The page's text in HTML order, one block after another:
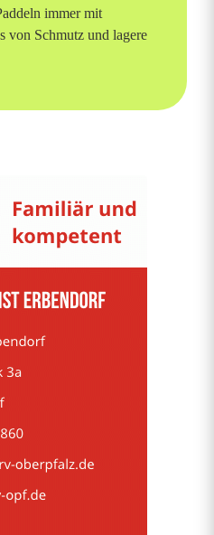
immer mit
von Schmutz und lagere